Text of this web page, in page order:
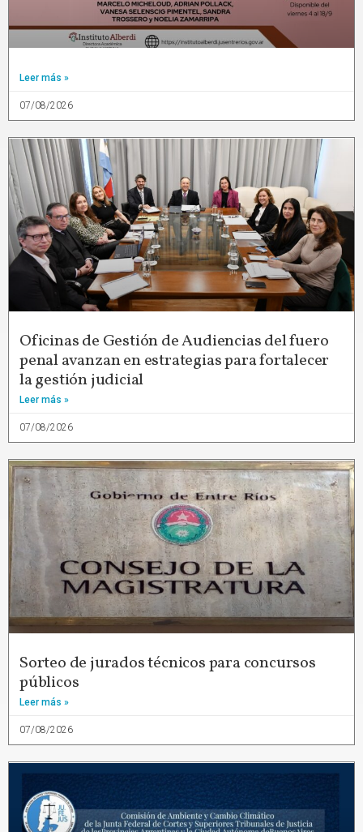
Leer más »
07/08/2026
Oficinas de Gestión de Audiencias del fuero
penal avanzan en estrategias para fortalecer
la gestión judicial
Leer más »
07/08/2026
Sorteo de jurados técnicos para concursos
públicos
Leer más »
07/08/2026